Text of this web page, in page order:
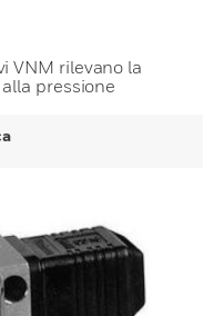
VNM rilevano la
pressione